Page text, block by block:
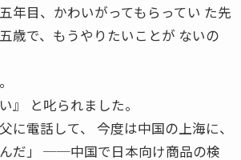
年目、かわいがってもらってい た先
歳で、もうやりたいことが ないの
』 と叱られました。
に電話して、 今度は中国の上海に、
だ」 ──中国で日本向け商品の検